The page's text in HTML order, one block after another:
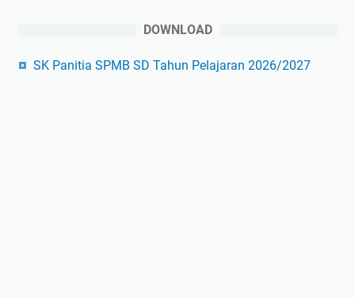
DOWNLOAD
SK Panitia SPMB SD Tahun Pelajaran 2026/2027